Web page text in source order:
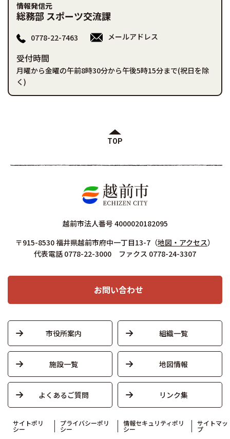
情報発信元
総務部 スポーツ交流課
0778-22-7463 メールアドレス
受付時間
月曜から金曜の午前8時30分から午後5時15分まで(祝日を除
く)
TOP
越前市法人番号 4000020182095
〒915-8530 福井県越前市府中一丁目13-7 （地図・アクセス）
代表電話 0778-22-3000 ファクス 0778-24-3307
お問い合わせ
市役所案内 組織一覧
施設一覧 地図情報
よくあるご質問 リンク集
サイトポリ
シー
プライバシーポリ
シー
情報セキュリティポリ
シー
サイトマッ
プ